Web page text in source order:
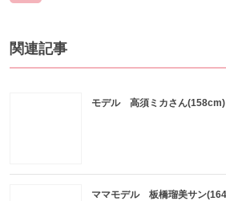
関連記事
モデル 高須ミカさん(158cm)
ママモデル 板橋瑠美サン